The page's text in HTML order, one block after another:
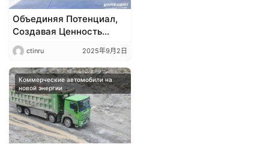
​​Объединяя Потенциал,
Создавая Ценность
Вместе: Торжественная
Передача Тысячи Новых
Энергетических Легких
Грузовиков JAC
Компании KUAYUE-
EXPRESS​​
ctinru 2025年9月2日
Коммерческие автомобили на
новой энергии